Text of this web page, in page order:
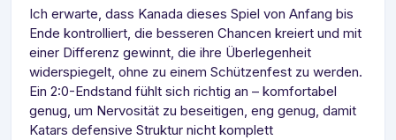
Ich erwarte, dass Kanada dieses Spiel von Anfang bis
Ende kontrolliert, die besseren Chancen kreiert und mit
einer Differenz gewinnt, die ihre Überlegenheit
widerspiegelt, ohne zu einem Schützenfest zu werden.
Ein 2:0-Endstand fühlt sich richtig an – komfortabel
genug, um Nervosität zu beseitigen, eng genug, damit
Katars defensive Struktur nicht komplett